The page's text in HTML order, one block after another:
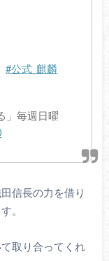
#公式_麒麟
」毎週日曜
信長の力を借り
。
取り合ってくれ